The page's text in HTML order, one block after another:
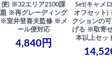
便) ※32エリア2100課
題 ※再グレーディング
※室井登喜夫監修 ※メ
ール便対応
4,840円
Set(キャメ
オフセット)
クションの
げる ※取寄
本以上セッ